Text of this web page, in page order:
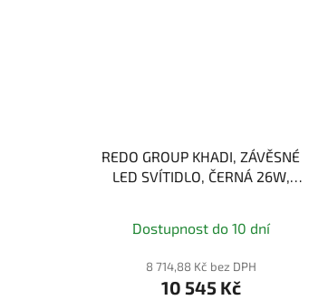
REDO GROUP KHADI, ZÁVĚSNÉ
LED SVÍTIDLO, ČERNÁ 26W,
Dostupnost do 10 dní
8 714,88 Kč bez DPH
10 545 Kč